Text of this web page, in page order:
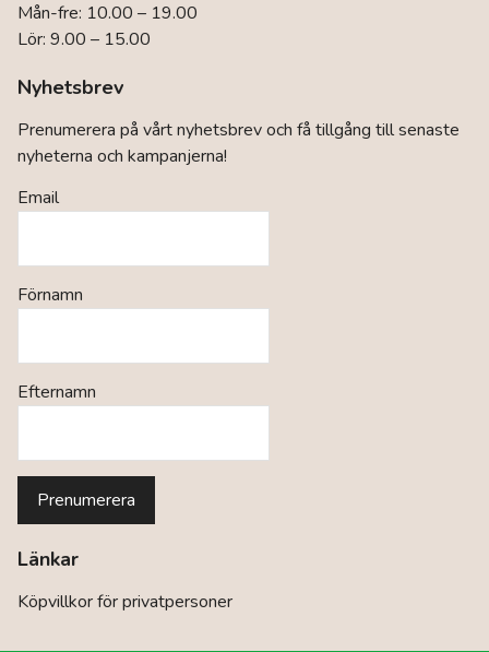
Mån-fre: 10.00 – 19.00
Lör: 9.00 – 15.00
Nyhetsbrev
Prenumerera på vårt nyhetsbrev och få tillgång till senaste
nyheterna och kampanjerna!
Email
Förnamn
Efternamn
Länkar
Köpvillkor för privatpersoner